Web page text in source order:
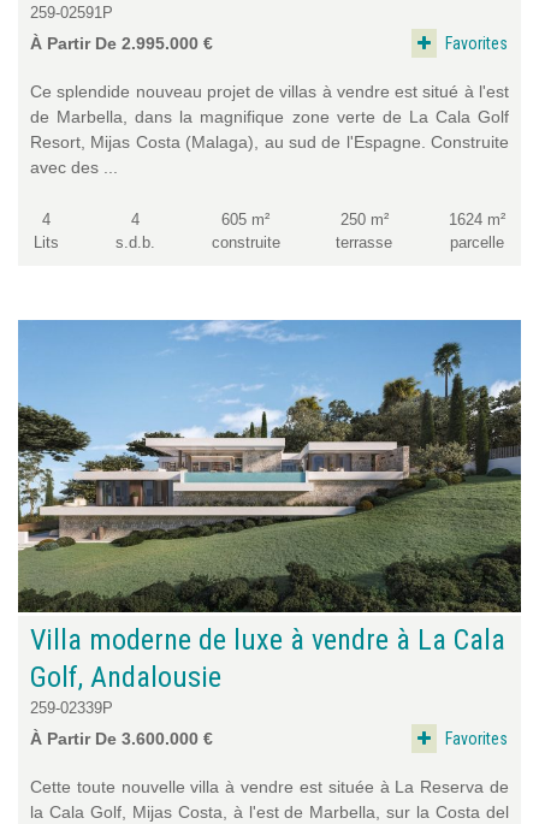
259-02591P
À Partir De 2.995.000 € Favorites
Ce splendide nouveau projet de villas à vendre est situé à l'est
de Marbella, dans la magnifique zone verte de La Cala Golf
Resort, Mijas Costa (Malaga), au sud de l'Espagne. Construite
avec des ...
4
Lits
4
s.d.b.
605 m²
construite
250 m²
terrasse
1624 m²
parcelle
Villa moderne de luxe à vendre à La Cala
Golf, Andalousie
259-02339P
À Partir De 3.600.000 € Favorites
Cette toute nouvelle villa à vendre est située à La Reserva de
la Cala Golf, Mijas Costa, à l'est de Marbella, sur la Costa del